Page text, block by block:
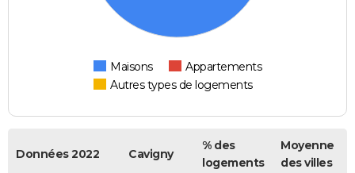
Maisons
Appartements
Autres types de logements
Données 2022 Cavigny
% des
logements
Moyenne
des villes